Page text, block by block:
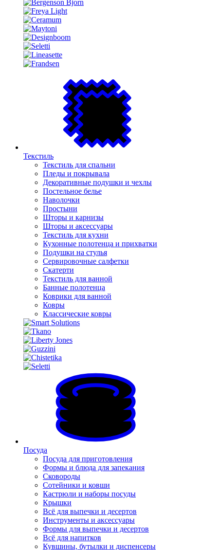
Текстиль
Текстиль для спальни
Пледы и покрывала
Декоративные подушки и чехлы
Постельное белье
Наволочки
Простыни
Шторы и карнизы
Шторы и аксессуары
Текстиль для кухни
Кухонные полотенца и прихватки
Подушки на стулья
Сервировочные салфетки
Скатерти
Текстиль для ванной
Банные полотенца
Коврики для ванной
Ковры
Классические ковры
Посуда
Посуда для приготовления
Формы и блюда для запекания
Сковороды
Сотейники и ковши
Кастрюли и наборы посуды
Крышки
Всё для выпечки и десертов
Инструменты и аксессуары
Формы для выпечки и десертов
Всё для напитков
Кувшины, бутылки и диспенсеры